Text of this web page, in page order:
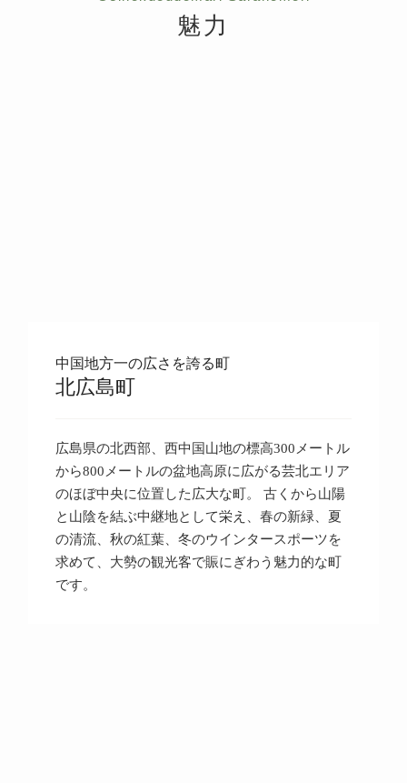
魅力
中国地方一の広さを誇る町
北広島町
広島県の北西部、西中国山地の標高300メートル
から800メートルの盆地高原に広がる芸北エリア
のほぼ中央に位置した広大な町。 古くから山陽
と山陰を結ぶ中継地として栄え、春の新緑、夏
の清流、秋の紅葉、冬のウインタースポーツを
求めて、大勢の観光客で賑にぎわう魅力的な町
です。